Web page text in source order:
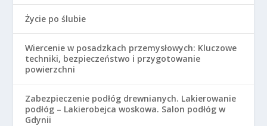
Życie po ślubie
Wiercenie w posadzkach przemysłowych: Kluczowe
techniki, bezpieczeństwo i przygotowanie
powierzchni
Zabezpieczenie podłóg drewnianych. Lakierowanie
podłóg – Lakierobejca woskowa. Salon podłóg w
Gdynii